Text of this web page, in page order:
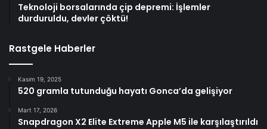
Teknoloji borsalarında çip depremi: İşlemler
durduruldu, devler çöktü!
Rastgele Haberler
Kasım 19, 2025
520 gramla tutunduğu hayatı Gonca’da gelişiyor
Mart 17, 2026
Snapdragon X2 Elite Extreme Apple M5 ile karşılaştırıldı